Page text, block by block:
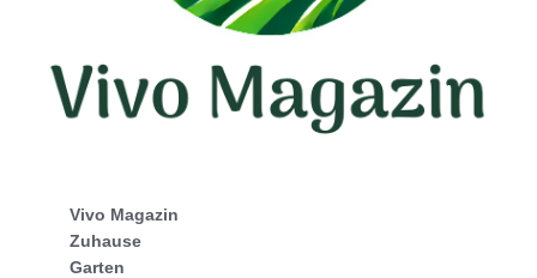
Vivo Magazin
Zuhause
Garten